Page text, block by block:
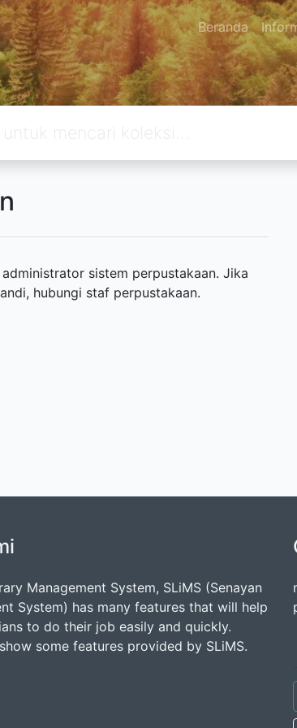
Beranda
sistem perpustakaan. Jika
hubungi staf perpustakaan.
Management System, SLiMS (Senayan
System) has many features that will help
to do their job easily and quickly.
some features provided by SLiMS.